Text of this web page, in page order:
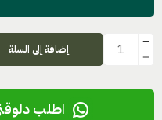
إضافة إلى السلة
اطلب